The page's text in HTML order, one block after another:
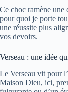
Ce choc ramène une
pour quoi je porte
une réussite plus
vos devoirs.
Verseau : une idée
Le Verseau vit pour
Maison Dieu, ici,